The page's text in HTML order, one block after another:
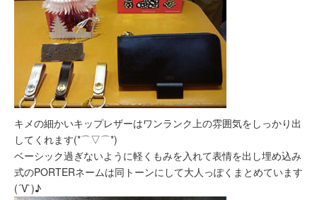
キメの細かいキップレザーはワンランク上の雰囲気をしっかり出
してくれます(*⌒▽⌒*)
ベーシック過ぎないように軽くもみを入れて表情を出し埋め込み
式のPORTERネームは同トーンにして大人っぽくまとめています
(´V`)♪